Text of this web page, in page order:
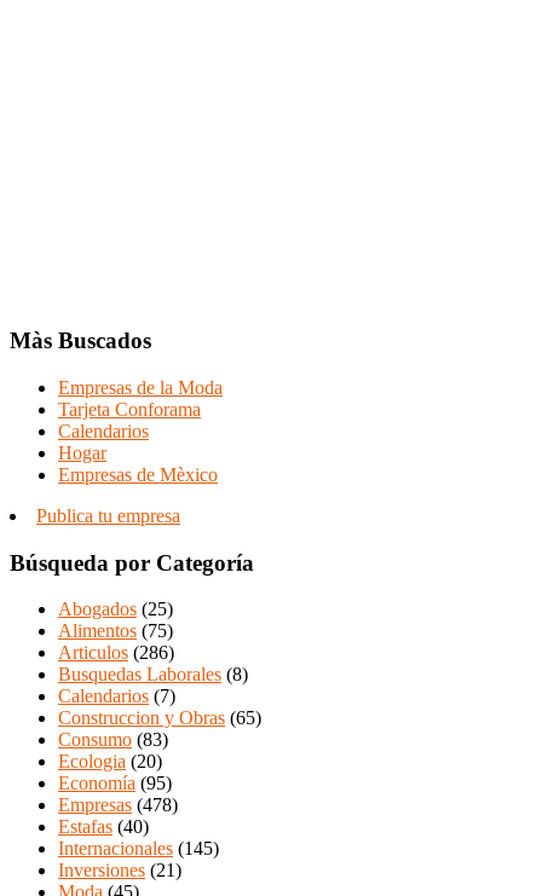
Màs Buscados
Empresas de la Moda
Tarjeta Conforama
Calendarios
Hogar
Empresas de Mèxico
Publica tu empresa
Búsqueda por Categoría
Abogados (25)
Alimentos (75)
Articulos (286)
Busquedas Laborales (8)
Calendarios (7)
Construccion y Obras (65)
Consumo (83)
Ecologia (20)
Economía (95)
Empresas (478)
Estafas (40)
Internacionales (145)
Inversiones (21)